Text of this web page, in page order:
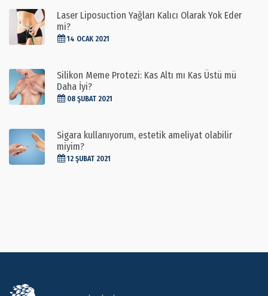
Laser Liposuction Yağları Kalıcı Olarak Yok Eder
mi?
14 OCAK 2021
Silikon Meme Protezi: Kas Altı mı Kas Üstü mü
Daha İyi?
08 ŞUBAT 2021
Sigara kullanıyorum, estetik ameliyat olabilir
miyim?
12 ŞUBAT 2021